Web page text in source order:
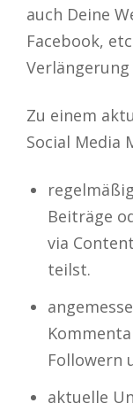
auch Deine
Facebook,
Zu einem
Social Media
Beiträge
via
teilst.
Followern
aktuelle